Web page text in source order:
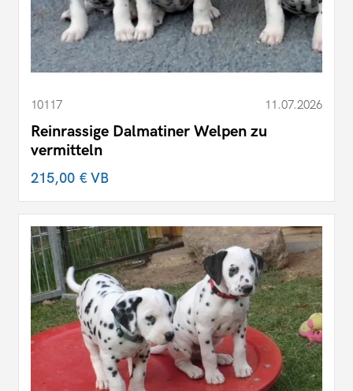
10117 11.07.2026
Reinrassige Dalmatiner Welpen zu
vermitteln
215,00 €VB